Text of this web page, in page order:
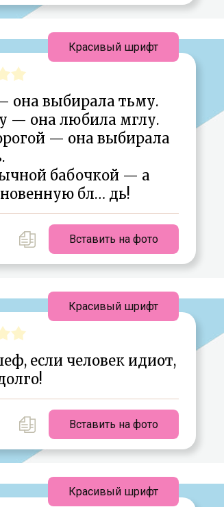
она выбирала тьму.
— она любила мглу.
— она выбирала
бабочкой — а
бл… дь!
Вставить на фото
Красивый шрифт
если человек идиот,
Вставить на фото
Красивый шрифт
Красивый шрифт